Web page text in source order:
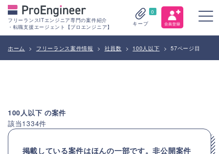
フリーランスITエンジニア専門の案件紹介
・転職支援エージェント【プロエンジニア】
0
キープ
ホーム > フリーランス案件情報 > 社員数 > 100人以下 > 57ページ目
100人以下 の案件
該当1334件
掲載している案件はほんの一部です。非公開案件